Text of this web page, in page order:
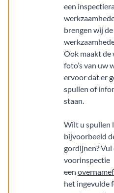
een
brengen wij
Ook maakt
foto’s van uw
ervoor dat er
spullen of
staan.
Wilt u spullen
bijvoorbeeld
gordijnen?
voorinspectie
een
het ingevulde